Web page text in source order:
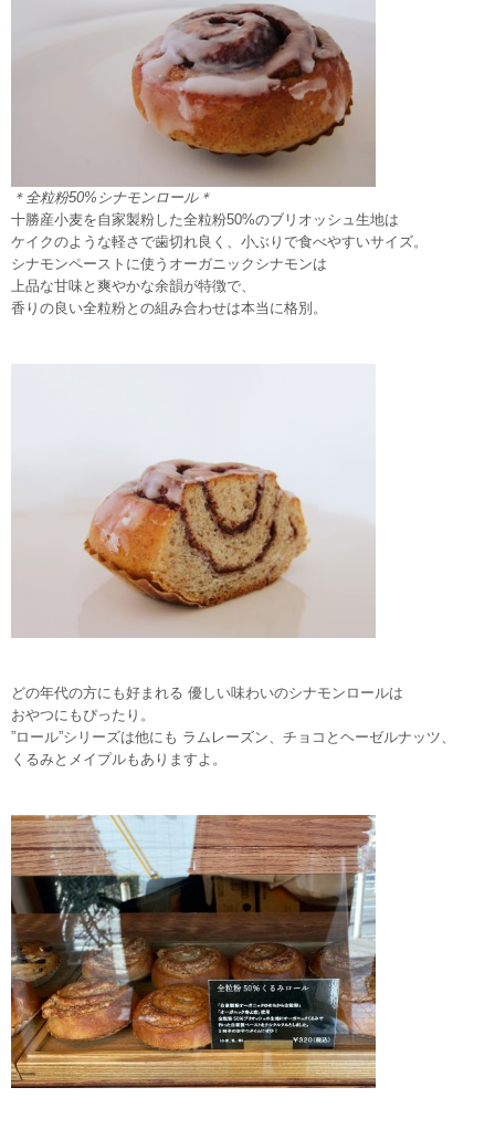
＊全粒粉50%シナモンロール＊
十勝産小麦を自家製粉した全粒粉50%のブリオッシュ生地は
ケイ クのような軽さで歯切れ良く、小ぶりで食べやすいサイズ。
シナモンペーストに使うオーガニックシナモンは
上品な甘味と爽やかな余韻が特徴で、
香りの良い全粒粉との組み合わせは本当に格別。
どの年代の方にも好まれる 優しい味わいのシナモンロールは
おやつにもぴったり。
”ロール”シリーズは他にも ラムレーズン、チョコとヘーゼルナッツ、
くるみとメイプルもありますよ。